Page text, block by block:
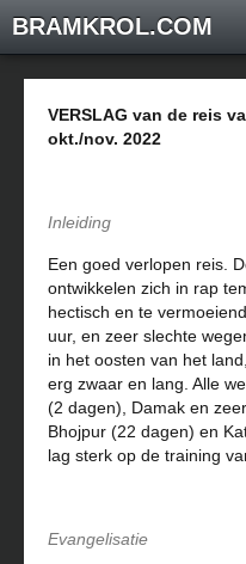
BRAMKROL.COM
VERSLAG van de reis
okt./nov. 2022
Inleiding
Een goed verlopen reis.
ontwikkelen zich in rap
hectisch en te
uur, en zeer slechte
in het oosten van het
erg zwaar en lang. Alle
(2 dagen), Damak en
Bhojpur (22 dagen) en
lag sterk op de training
Evangelisatie